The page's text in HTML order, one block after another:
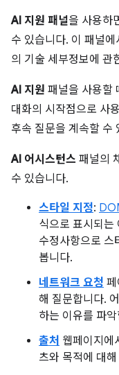
AI 지원 패널을 사용하
수 있습니다. 이 패널
의 기술 세부정보에 관
AI 지원 패널을 사용할
대화의 시작점으로 사
후속 질문을 계속할 수
AI 어시스턴스 패널의
수 있습니다.
스타일 지정:
식으로 표시되는
수정사항으로 스
봅니다.
네트워크 요청
해 질문합니다.
하는 이유를 파
출처 웹페이지에
츠와 목적에 대